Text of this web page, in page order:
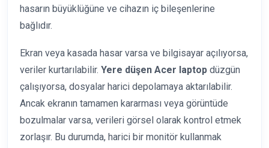
hasarın büyüklüğüne ve cihazın iç bileşenlerine
bağlıdır.
Ekran veya kasada hasar varsa ve bilgisayar açılıyorsa,
veriler kurtarılabilir. Yere düşen Acer laptop düzgün
çalışıyorsa, dosyalar harici depolamaya aktarılabilir.
Ancak ekranın tamamen kararması veya görüntüde
bozulmalar varsa, verileri görsel olarak kontrol etmek
zorlaşır. Bu durumda, harici bir monitör kullanmak